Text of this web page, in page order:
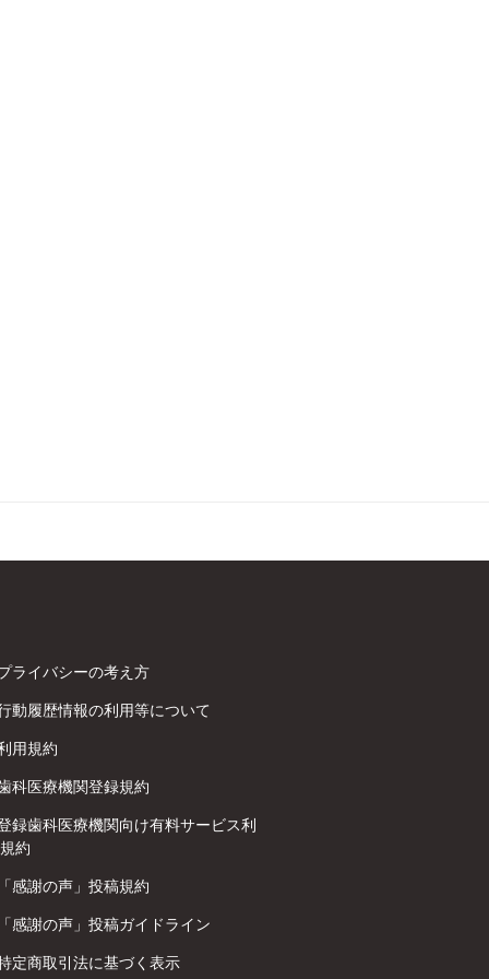
ライバシーの考え方
動履歴情報の利用等について
用規約
科医療機関登録規約
録歯科医療機関向け有料サービス利
約
「感謝の声」投稿規約
「感謝の声」投稿ガイドライン
定商取引法に基づく表示